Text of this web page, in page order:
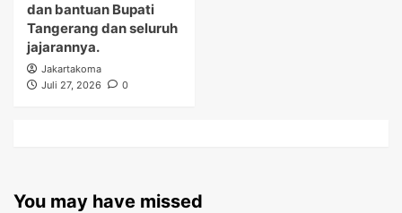
dan bantuan Bupati
Tangerang dan seluruh
jajarannya.
Jakartakoma
Juli 27, 2026
0
You may have missed